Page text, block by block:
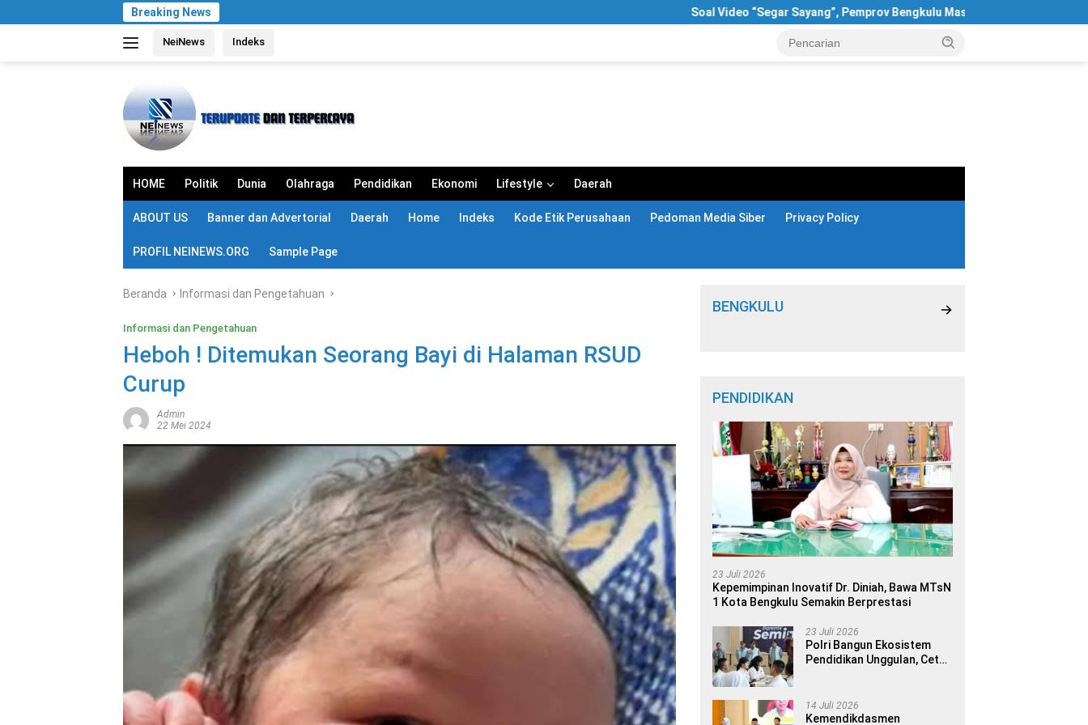
ke
Breaking News Soal Video “Segar Sayang”, Pemprov Bengkulu Masih Bungkam
NeiNews Indeks
HOME Politik Dunia Olahraga Pendidikan Ekonomi Lifestyle Daerah
ABOUT US Banner dan Advertorial Daerah Home Indeks Kode Etik Perusahaan Pedoman Media Siber Privacy Policy
PROFIL NEINEWS.ORG Sample Page
Beranda Informasi dan Pengetahuan
Informasi dan Pengetahuan
Heboh ! Ditemukan Seorang Bayi di Halaman RSUD
Curup
Admin
22 Mei 2024
BENGKULU
PENDIDIKAN
23 Juli 2026
Kepemimpinan Inovatif Dr. Diniah, Bawa MTsN
1 Kota Bengkulu Semakin Berprestasi
23 Juli 2026
Polri Bangun Ekosistem
Pendidikan Unggulan, Cetak
14 Juli 2026
Kemendikdasmen